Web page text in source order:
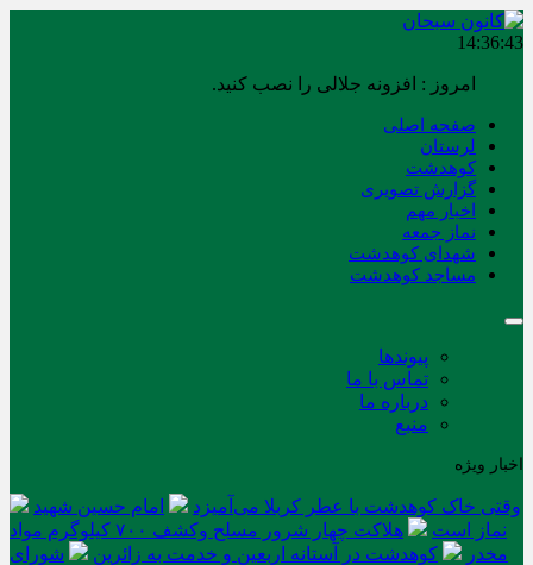
14:36:43
امروز : افزونه جلالی را نصب کنید.
صفحه اصلی
لرستان
کوهدشت
گزارش تصویری
اخبار مهم
نماز جمعه
شهدای کوهدشت
مساجد کوهدشت
پیوندها
تماس با ما
درباره ما
منبع
اخبار ویژه
وقتی خاک کوهدشت با عطر کربلا می‌آمیزد
امام حسین شهید
نماز است
هلاکت چهار شرور مسلح وکشف ۷۰۰ کیلوگرم مواد
مخدر
کوهدشت در آستانه اربعین و خدمت‌ به زائرین
شورای